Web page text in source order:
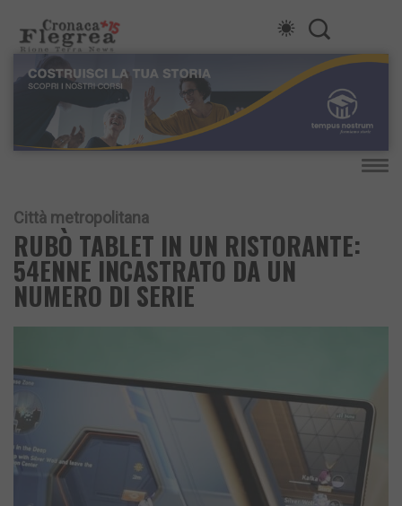
Città metropolitana
RUBÒ TABLET IN UN RISTORANTE:
54ENNE INCASTRATO DA UN
NUMERO DI SERIE